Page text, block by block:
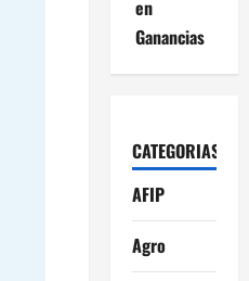
en
Ganancias
CATEGORIAS
AFIP
Agro